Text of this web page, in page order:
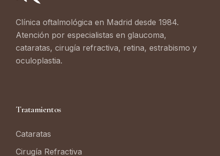
Clínica oftalmológica en Madrid desde 1984.
Atención por especialistas en glaucoma,
cataratas, cirugía refractiva, retina, estrabismo y
oculoplastia.
Tratamientos
Cataratas
Cirugía Refractiva